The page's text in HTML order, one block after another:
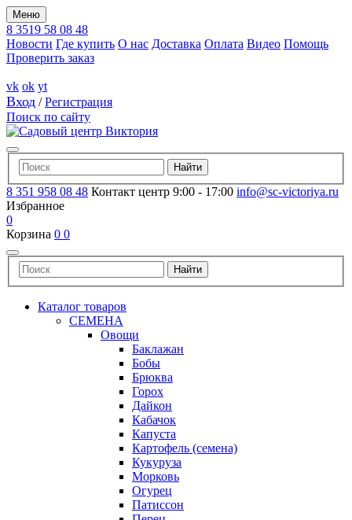
Меню
8 3519 58 08 48
Новости Где купить О нас Доставка Оплата Видео Помощь
Проверить заказ
vk ok yt
Вход /Регистрация
Поиск по сайту
8 351 958 08 48 Контакт центр 9:00 - 17:00 info@sc-victoriya.ru
Избранное
0
Корзина 0 0
Каталог товаров
СЕМЕНА
Овощи
Баклажан
Бобы
Брюква
Горох
Дайкон
Кабачок
Капуста
Картофель (семена)
Кукуруза
Морковь
Огурец
Патиссон